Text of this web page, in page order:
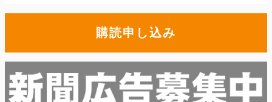
購読申し込み